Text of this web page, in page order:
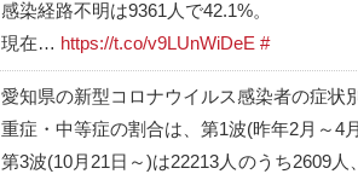
感染経路不明は9361人で42.1%。
現在… https://t.co/v9LUnWiDeE #
愛知県の新型コロナウイルス感染者の症状
重症・中等症の割合は、第1波(昨年2月～4
第3波(10月21日～)は22213人のうち2609人